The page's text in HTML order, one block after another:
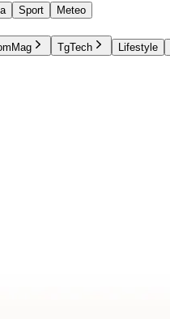
Sport
Meteo
TgTech Lifestyle